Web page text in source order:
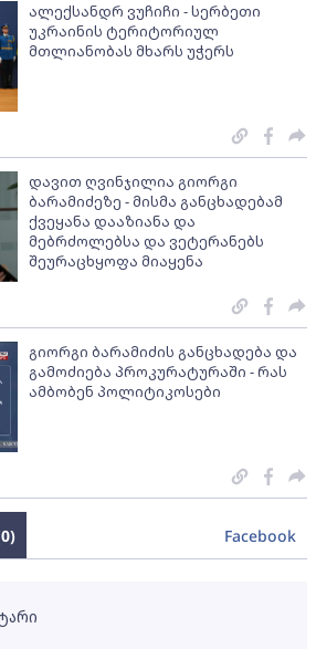
ალექსანდრ ვუჩიჩი - სერბეთი
უკრაინის ტერიტორიულ
მთლიანობას მხარს უჭერს
დავით ღვინჯილია გიორგი
ბარამიძეზე - მისმა განცხადებამ
ქვეყანა დააზიანა და
მებრძოლებსა და ვეტერანებს
შეურაცხყოფა მიაყენა
გიორგი ბარამიძის განცხადება და
გამოძიება პროკურატურაში - რას
ამბობენ პოლიტიკოსები
0) Facebook